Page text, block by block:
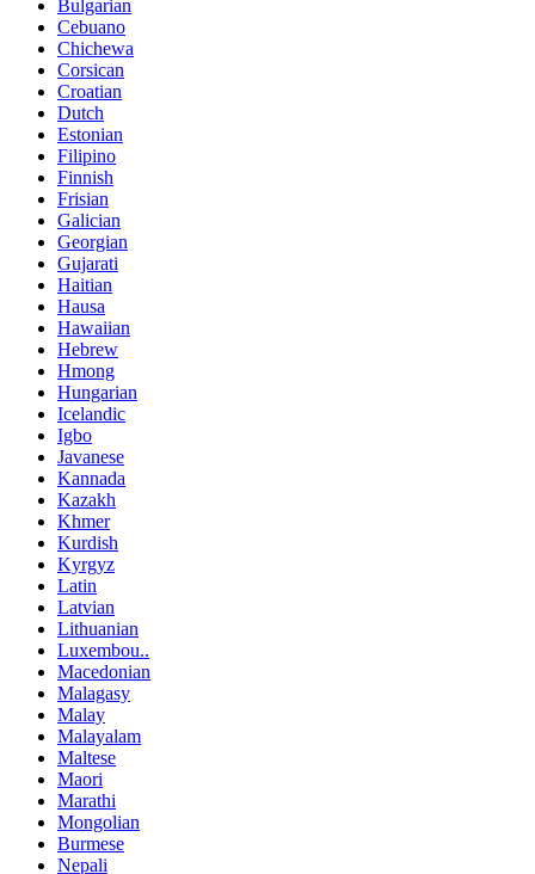
Bulgarian
Cebuano
Chichewa
Corsican
Croatian
Dutch
Estonian
Filipino
Finnish
Frisian
Galician
Georgian
Gujarati
Haitian
Hausa
Hawaiian
Hebrew
Hmong
Hungarian
Icelandic
Igbo
Javanese
Kannada
Kazakh
Khmer
Kurdish
Kyrgyz
Latin
Latvian
Lithuanian
Luxembou..
Macedonian
Malagasy
Malay
Malayalam
Maltese
Maori
Marathi
Mongolian
Burmese
Nepali